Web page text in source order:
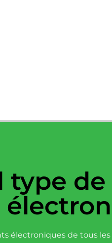
type de
électroniques de tous